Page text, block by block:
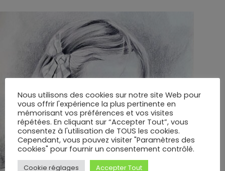
Nous utilisons des cookies sur notre site Web pour
vous offrir l'expérience la plus pertinente en
mémorisant vos préférences et vos visites
répétées. En cliquant sur “Accepter Tout”, vous
consentez à l'utilisation de TOUS les cookies.
Cependant, vous pouvez visiter "Paramètres des
cookies" pour fournir un consentement contrôlé.
Cookie réglages Accepter Tout